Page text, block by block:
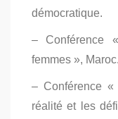
démocratique.
– Conférence
femmes », Maroc.
– Conférence
réalité et les